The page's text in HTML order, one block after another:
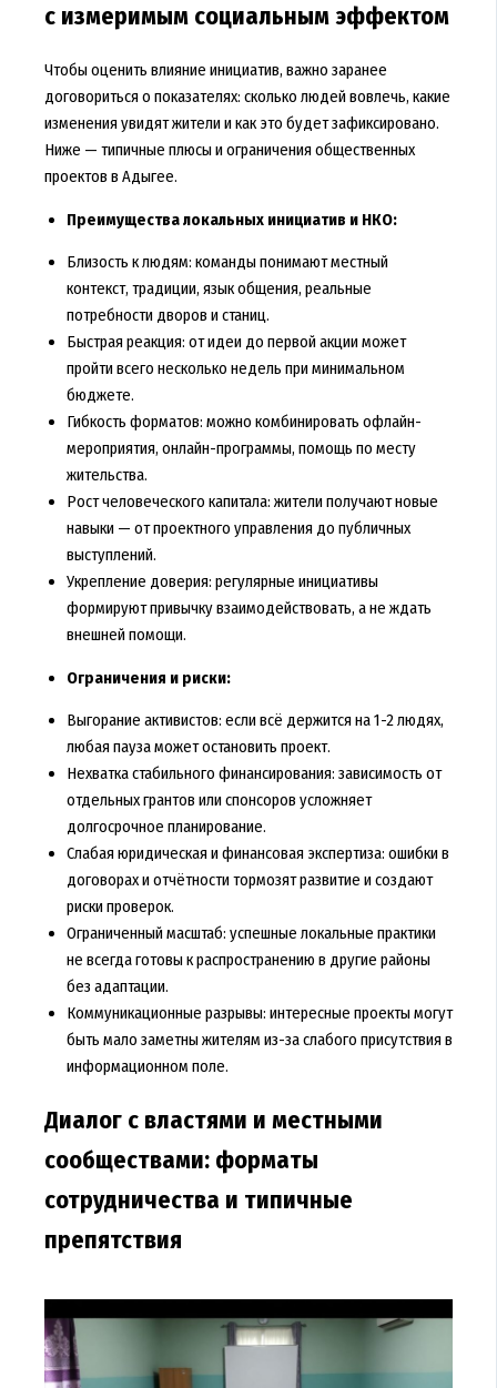
с измеримым социальным эффектом
Чтобы оценить влияние инициатив, важно заранее
договориться о показателях: сколько людей вовлечь, какие
изменения увидят жители и как это будет зафиксировано.
Ниже — типичные плюсы и ограничения общественных
проектов в Адыгее.
Преимущества локальных инициатив и НКО:
Близость к людям: команды понимают местный
контекст, традиции, язык общения, реальные
потребности дворов и станиц.
Быстрая реакция: от идеи до первой акции может
пройти всего несколько недель при минимальном
бюджете.
Гибкость форматов: можно комбинировать офлайн-
мероприятия, онлайн-программы, помощь по месту
жительства.
Рост человеческого капитала: жители получают новые
навыки — от проектного управления до публичных
выступлений.
Укрепление доверия: регулярные инициативы
формируют привычку взаимодействовать, а не ждать
внешней помощи.
Ограничения и риски:
Выгорание активистов: если всё держится на 1-2 людях,
любая пауза может остановить проект.
Нехватка стабильного финансирования: зависимость от
отдельных грантов или спонсоров усложняет
долгосрочное планирование.
Слабая юридическая и финансовая экспертиза: ошибки в
договорах и отчётности тормозят развитие и создают
риски проверок.
Ограниченный масштаб: успешные локальные практики
не всегда готовы к распространению в другие районы
без адаптации.
Коммуникационные разрывы: интересные проекты могут
быть мало заметны жителям из-за слабого присутствия в
информационном поле.
Диалог с властями и местными
сообществами: форматы
сотрудничества и типичные
препятствия